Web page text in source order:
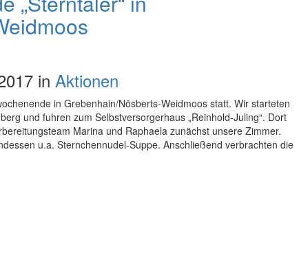
in Aktionen
in Grebenhain/Nösberts-Weidmoos statt. Wir starteten
und fuhren zum Selbstversorgerhaus „Reinhold-Juling“. Dort
Marina und Raphaela zunächst unsere Zimmer.
u.a. Sternchennudel-Suppe. Anschließend verbrachten die